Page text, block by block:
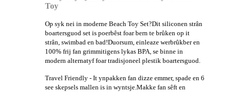
Toy
Op syk nei in moderne Beach Toy Set?Dit siliconen strân
boartersguod set is poerbêst foar bern te brûken op it
strân, swimbad en bad!Duorsum, einleaze werbrûkber en
100% frij fan grimmitigens lykas BPA, se binne in
modern alternatyf foar tradisjoneel plestik boartersguod.
Travel Friendly - It ynpakken fan dizze emmer, spade en 6
see skepsels mallen is in wyntsje.Makke fan sêft en